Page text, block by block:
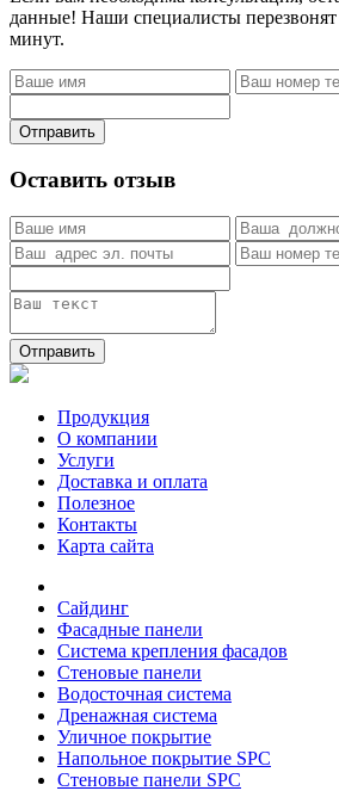
данные! Наши специалисты перезвонят
минут.
Отправить
Оставить отзыв
Отправить
Продукция
О компании
Услуги
Доставка и оплата
Полезное
Контакты
Карта сайта
Сайдинг
Фасадные панели
Система крепления фасадов
Стеновые панели
Водосточная система
Дренажная система
Уличное покрытие
Напольное покрытие SPC
Стеновые панели SPC